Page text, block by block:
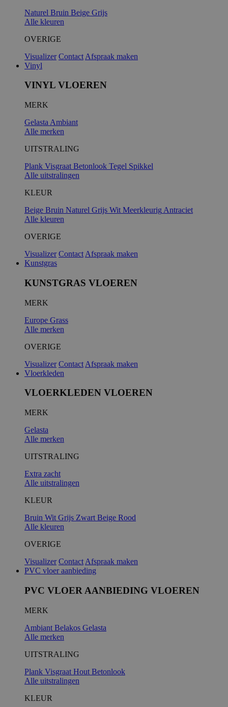
Naturel Bruin Beige Grijs
Alle kleuren
OVERIGE
Visualizer Contact Afspraak maken
Vinyl
VINYL VLOEREN
MERK
Gelasta Ambiant
Alle merken
UITSTRALING
Plank Visgraat Betonlook Tegel Spikkel
Alle uitstralingen
KLEUR
Beige Bruin Naturel Grijs Wit Meerkleurig Antraciet
Alle kleuren
OVERIGE
Visualizer Contact Afspraak maken
Kunstgras
KUNSTGRAS VLOEREN
MERK
Europe Grass
Alle merken
OVERIGE
Visualizer Contact Afspraak maken
Vloerkleden
VLOERKLEDEN VLOEREN
MERK
Gelasta
Alle merken
UITSTRALING
Extra zacht
Alle uitstralingen
KLEUR
Bruin Wit Grijs Zwart Beige Rood
Alle kleuren
OVERIGE
Visualizer Contact Afspraak maken
PVC vloer aanbieding
PVC VLOER AANBIEDING VLOEREN
MERK
Ambiant Belakos Gelasta
Alle merken
UITSTRALING
Plank Visgraat Hout Betonlook
Alle uitstralingen
KLEUR